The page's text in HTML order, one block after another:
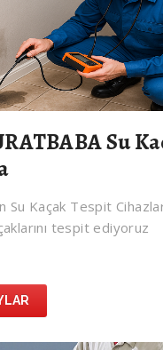
Su
Su Kaçak Tespit
tespit ediyoruz